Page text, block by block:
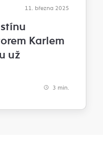
11. března 2025
Karlem
už
3 min.